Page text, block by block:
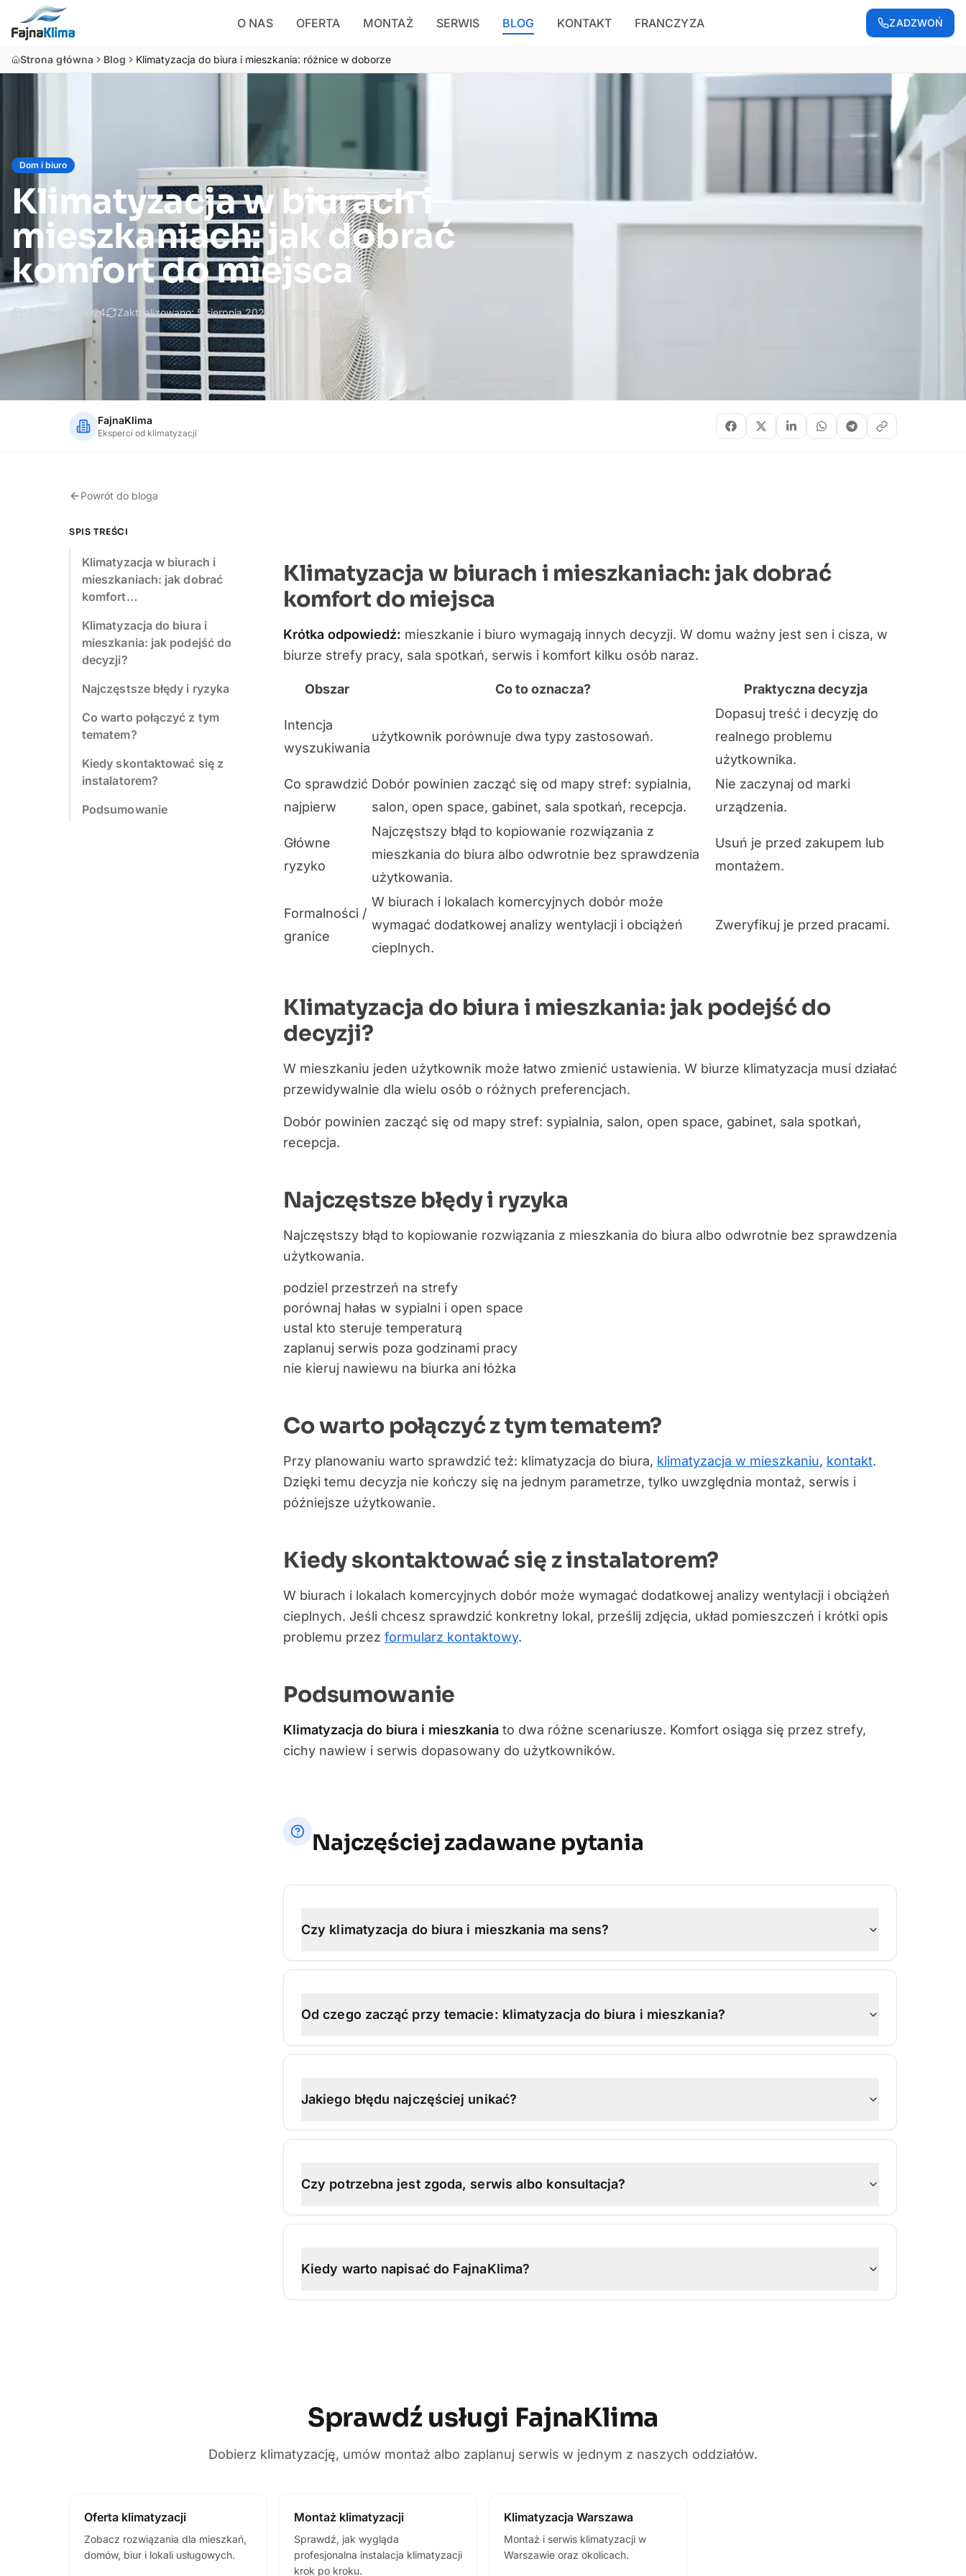
O NAS OFERTA MONTAŻ SERWIS BLOG KONTAKT FRANCZYZA ZADZWOŃ
Strona główna Blog Klimatyzacja do biura i mieszkania: różnice w doborze
Dom i biuro
Klimatyzacja w biurach i
mieszkaniach: jak dobrać
komfort do miejsca
14 czerwca 2024 Zaktualizowano: 5 sierpnia 2026 FajnaKlima
FajnaKlima
Eksperci od klimatyzacji
Powrót do bloga
SPIS TREŚCI
Klimatyzacja w biurach i
mieszkaniach: jak dobrać
komfort…
Klimatyzacja do biura i
mieszkania: jak podejść do
decyzji?
Najczęstsze błędy i ryzyka
Co warto połączyć z tym
tematem?
Kiedy skontaktować się z
instalatorem?
Podsumowanie
Klimatyzacja w biurach i mieszkaniach: jak dobrać
komfort do miejsca
Krótka odpowiedź: mieszkanie i biuro wymagają innych decyzji. W domu ważny jest sen i cisza, w
biurze strefy pracy, sala spotkań, serwis i komfort kilku osób naraz.
Obszar Co to oznacza? Praktyczna decyzja
Intencja
wyszukiwania
użytkownik porównuje dwa typy zastosowań.
Dopasuj treść i decyzję do
realnego problemu
użytkownika.
Co sprawdzić
najpierw
Dobór powinien zacząć się od mapy stref: sypialnia,
salon, open space, gabinet, sala spotkań, recepcja.
Nie zaczynaj od marki
urządzenia.
Główne
ryzyko
Najczęstszy błąd to kopiowanie rozwiązania z
mieszkania do biura albo odwrotnie bez sprawdzenia
użytkowania.
Usuń je przed zakupem lub
montażem.
Formalności /
granice
W biurach i lokalach komercyjnych dobór może
wymagać dodatkowej analizy wentylacji i obciążeń
cieplnych.
Zweryfikuj je przed pracami.
Klimatyzacja do biura i mieszkania: jak podejść do
decyzji?
W mieszkaniu jeden użytkownik może łatwo zmienić ustawienia. W biurze klimatyzacja musi działać
przewidywalnie dla wielu osób o różnych preferencjach.
Dobór powinien zacząć się od mapy stref: sypialnia, salon, open space, gabinet, sala spotkań,
recepcja.
Najczęstsze błędy i ryzyka
Najczęstszy błąd to kopiowanie rozwiązania z mieszkania do biura albo odwrotnie bez sprawdzenia
użytkowania.
podziel przestrzeń na strefy
porównaj hałas w sypialni i open space
ustal kto steruje temperaturą
zaplanuj serwis poza godzinami pracy
nie kieruj nawiewu na biurka ani łóżka
Co warto połączyć z tym tematem?
Przy planowaniu warto sprawdzić też: klimatyzacja do biura, klimatyzacja w mieszkaniu, kontakt.
Dzięki temu decyzja nie kończy się na jednym parametrze, tylko uwzględnia montaż, serwis i
późniejsze użytkowanie.
Kiedy skontaktować się z instalatorem?
W biurach i lokalach komercyjnych dobór może wymagać dodatkowej analizy wentylacji i obciążeń
cieplnych. Jeśli chcesz sprawdzić konkretny lokal, prześlij zdjęcia, układ pomieszczeń i krótki opis
problemu przez formularz kontaktowy.
Podsumowanie
Klimatyzacja do biura i mieszkania to dwa różne scenariusze. Komfort osiąga się przez strefy,
cichy nawiew i serwis dopasowany do użytkowników.
Najczęściej zadawane pytania
Czy klimatyzacja do biura i mieszkania ma sens?
Od czego zacząć przy temacie: klimatyzacja do biura i mieszkania?
Jakiego błędu najczęściej unikać?
Czy potrzebna jest zgoda, serwis albo konsultacja?
Kiedy warto napisać do FajnaKlima?
Sprawdź usługi FajnaKlima
Dobierz klimatyzację, umów montaż albo zaplanuj serwis w jednym z naszych oddziałów.
Oferta klimatyzacji
Zobacz rozwiązania dla mieszkań,
domów, biur i lokali usługowych.
Montaż klimatyzacji
Sprawdź, jak wygląda
profesjonalna instalacja klimatyzacji
krok po kroku.
Klimatyzacja Warszawa
Montaż i serwis klimatyzacji w
Warszawie oraz okolicach.